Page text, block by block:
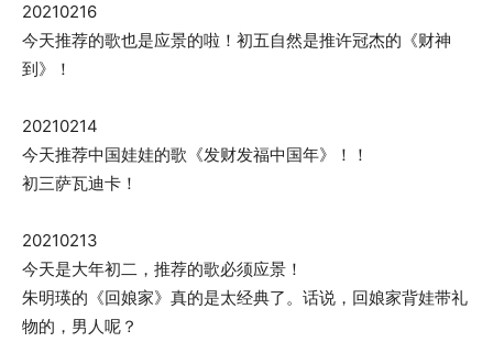
20210216
今天推荐的歌也是应景的啦！初五自然是推许冠杰的《财神
到》！
20210214
今天推荐中国娃娃的歌《发财发福中国年》！！
初三萨瓦迪卡！
20210213
今天是大年初二，推荐的歌必须应景！
朱明瑛的《回娘家》真的是太经典了。话说，回娘家背娃带礼
物的，男人呢？